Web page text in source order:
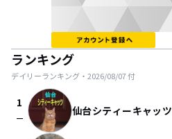
ランキング
デイリーランキング・ 2026/08/07付
1
check_indeterminate_small 仙台シティーキャッツ